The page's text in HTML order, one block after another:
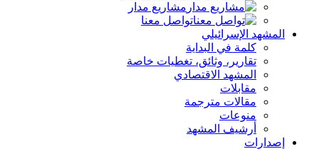
مشاريع مدار
تواصل معنا
المشهد الإسرائيلي
كلمة في البداية
تقارير، وثائق، تغطيات خاصة
المشهد الاقتصادي
مقابلات
مقالات مترجمة
منوعات
أرشيف المشهد
إصدارات